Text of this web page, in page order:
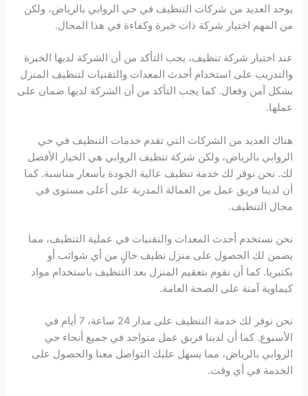
يوجد العديد من شركات التنظيف في حي الروابي بالرياض، ولكن
من المهم اختيار شركة ذات خبرة وكفاءة في هذا المجال.
عند اختيار شركة تنظيف، يجب التأكد من أن الشركة لديها الخبرة
والتدريب على استخدام أحدث المعدات والتقنيات لتنظيف المنزل
بشكل آمن وفعال. كما يجب التأكد من أن الشركة لديها ضمان على
عملها.
هناك العديد من الشركات التي تقدم خدمات التنظيف في حي
الروابي بالرياض، ولكن شركة تنظيف الروابي هي الخيار الأفضل
لك. نحن نوفر لك خدمة تنظيف عالية الجودة بأسعار مناسبة. كما
أن لدينا فريق عمل من العمالة المدربة على أعلى مستوى في
مجال التنظيف.
نحن نستخدم أحدث المعدات والتقنيات في عملية التنظيف، مما
يضمن لك الحصول على منزل نظيف خالٍ من أي شوائب أو
بكتيريا. كما أن نقوم بتعقيم المنزل بعد التنظيف باستخدام مواد
كيماوية آمنة على الصحة العامة.
نحن نوفر لك خدمة التنظيف على مدار 24 ساعة، 7 أيام في
الأسبوع. كما أن لدينا فريق عمل متواجد في جميع أنحاء حي
الروابي بالرياض، مما يسهل عليك التواصل معنا والحصول على
الخدمة في أي وقت.